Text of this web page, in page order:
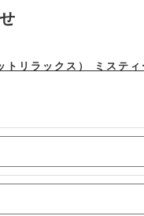
リラックス） ミスティ